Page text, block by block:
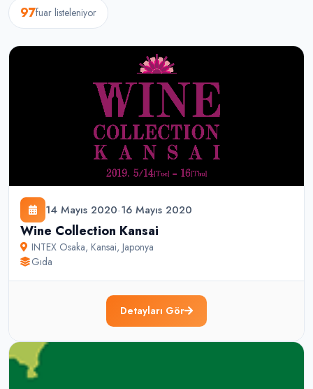
97fuar listeleniyor
14 Mayıs 2020-16 Mayıs 2020
Wine Collection Kansai
INTEX Osaka, Kansai, Japonya
Gıda
Detayları Gör